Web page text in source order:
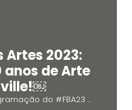
Artes 2023:
anos de Arte
do #FBA23 ...